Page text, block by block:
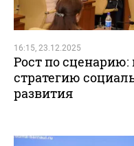
16:15, 23.12.2025
Рост по
стратегию
развития